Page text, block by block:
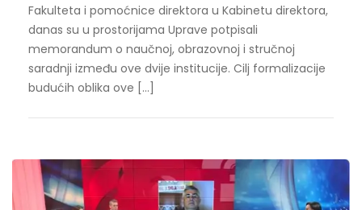
Fakulteta i pomoćnice direktora u Kabinetu direktora,
danas su u prostorijama Uprave potpisali
memorandum o naučnoj, obrazovnoj i stručnoj
saradnji između ove dvije institucije. Cilj formalizacije
budućih oblika ove […]